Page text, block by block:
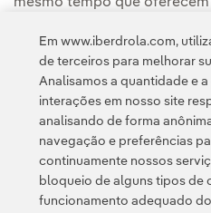
duas fórmulas fornecem
acesso a tecnologias-chave
Contato Clientes Política de
Em www.iberdrola.com,
de terceiros para melhorar
Analisamos a quantidade e
interações em nosso site
analisando de forma
navegação e preferências
continuamente nossos
bloqueio de alguns tipos de
funcionamento adequado